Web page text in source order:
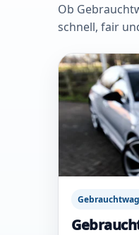
Ob
schnell, fair